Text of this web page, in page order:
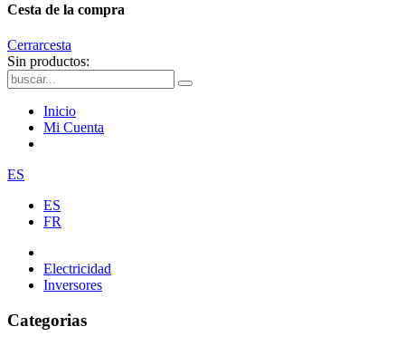
Cesta de la compra
Cerrarcesta
Sin productos:
Inicio
Mi Cuenta
ES
ES
FR
Electricidad
Inversores
Categorias